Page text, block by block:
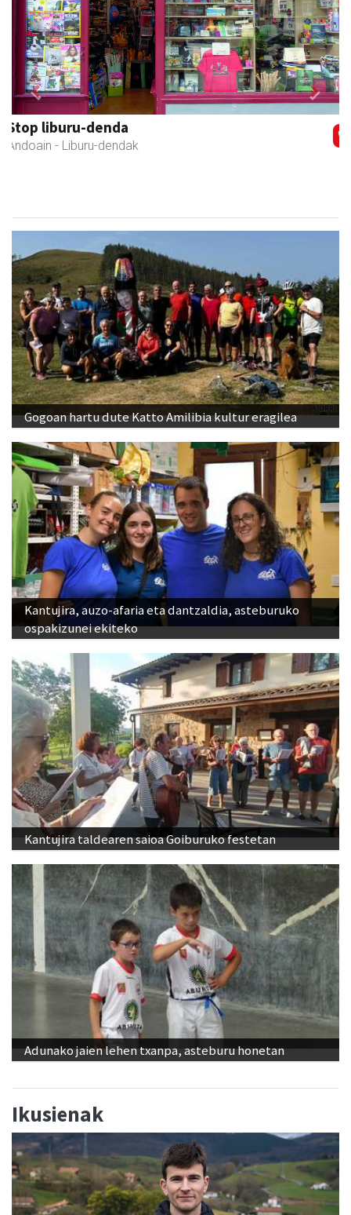
Kuttun kafetegia
Andoain - Gozotegiak
Previous Next
Gogoan hartu dute Katto Amilibia kultur eragilea
Kantujira, auzo-afaria eta dantzaldia, asteburuko
ospakizunei ekiteko
Kantujira taldearen saioa Goiburuko festetan
Adunako jaien lehen txanpa, asteburu honetan
Ikusienak